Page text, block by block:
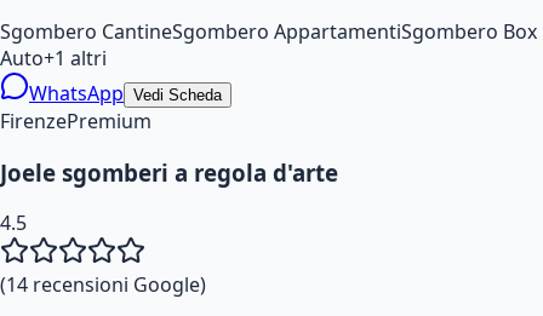
Sgombero CantineSgombero AppartamentiSgombero Box
Auto+1 altri
WhatsApp Vedi Scheda
FirenzePremium
Joele sgomberi a regola d'arte
4.5
(14 recensioni Google)